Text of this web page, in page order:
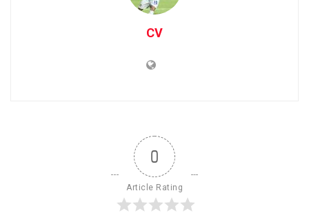
CV
0
Article Rating